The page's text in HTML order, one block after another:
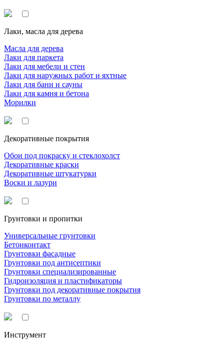
Лаки, масла для дерева
Масла для дерева
Лаки для паркета
Лаки для мебели и стен
Лаки для наружных работ и яхтные
Лаки для бани и сауны
Лаки для камня и бетона
Морилки
Декоративные покрытия
Обои под покраску и стеклохолст
Декоративные краски
Декоративные штукатурки
Воски и лазури
Грунтовки и пропитки
Универсальные грунтовки
Бетонконтакт
Грунтовки фасадные
Грунтовки под антисептики
Грунтовки специализированные
Гидроизоляция и пластификаторы
Грунтовки под декоративные покрытия
Грунтовки по металлу
Инструмент